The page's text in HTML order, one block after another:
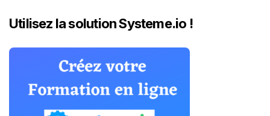
Utilisez la solution Systeme.io !